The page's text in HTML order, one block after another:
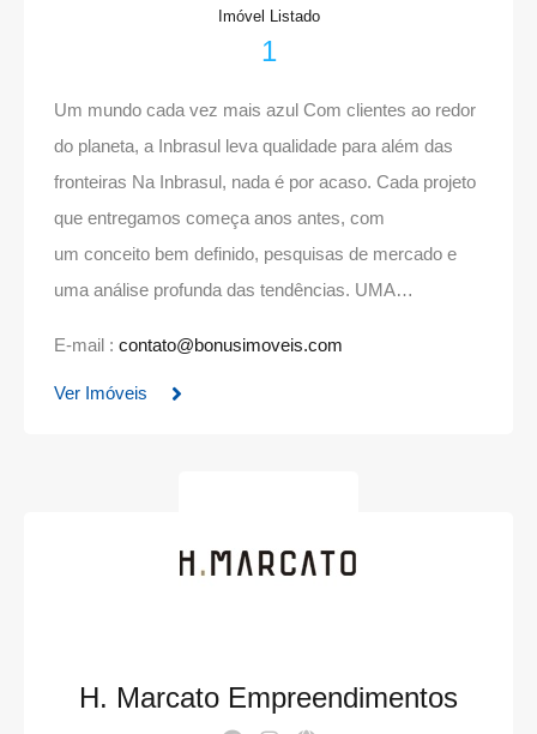
Imóvel Listado
1
Um mundo cada vez mais azul Com clientes ao redor
do planeta, a Inbrasul leva qualidade para além das
fronteiras Na Inbrasul, nada é por acaso. Cada projeto
que entregamos começa anos antes, com
um conceito bem definido, pesquisas de mercado e
uma análise profunda das tendências. UMA…
E-mail : contato@bonusimoveis.com
Ver Imóveis
H. Marcato Empreendimentos